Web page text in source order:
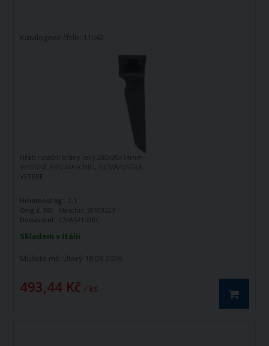
Katalogové číslo: 11042
Skladem v Itálii
Můžete mít: Úterý 18.08.2026
493,44 Kč / ks
Hřeb rotační brány levý 280x90x14mm
VHODNÉ PRO MASCHIO, SICMA/OSTRA
VETERE
Hmotnost kg:
2,1
Orig.č. ND: Maschio 38100223
Dodavatel:
CMAS31S0BC